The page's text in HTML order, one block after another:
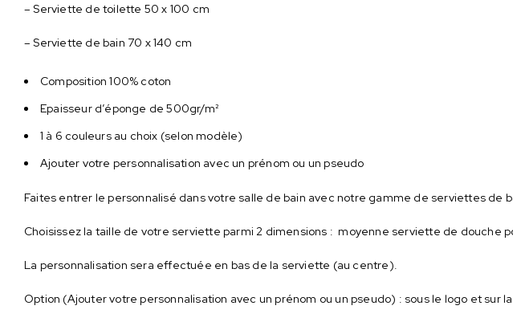
– Serviette de toilette 50 x 100 cm
– Serviette de bain 70 x 140 cm
Composition 100% coton
Epaisseur d’éponge de 500gr/m²
1 à 6 couleurs au choix (selon modèle)
Ajouter votre personnalisation avec un prénom ou un pseudo
Faites entrer le personnalisé dans votre salle de bain avec notre gamme de serviettes de
Choisissez la taille de votre serviette parmi 2 dimensions : moyenne serviette de douche
La personnalisation sera effectuée en bas de la serviette (au centre).
Option (Ajouter votre personnalisation avec un prénom ou un pseudo) : sous le logo et sur